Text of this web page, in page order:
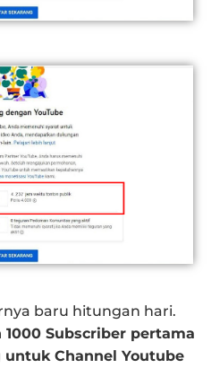
baru hitungan hari.
Subscriber pertama
Channel Youtube